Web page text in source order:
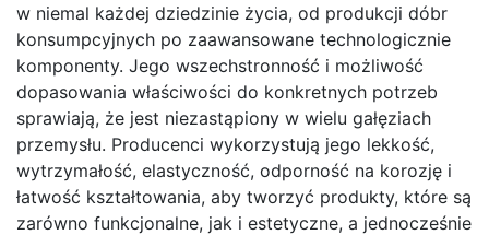
w niemal każdej dziedzinie życia, od produkcji dóbr
konsumpcyjnych po zaawansowane technologicznie
komponenty. Jego wszechstronność i możliwość
dopasowania właściwości do konkretnych potrzeb
sprawiają, że jest niezastąpiony w wielu gałęziach
przemysłu. Producenci wykorzystują jego lekkość,
wytrzymałość, elastyczność, odporność na korozję i
łatwość kształtowania, aby tworzyć produkty, które są
zarówno funkcjonalne, jak i estetyczne, a jednocześnie